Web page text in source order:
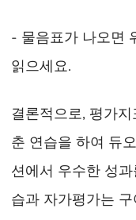
- 물음표가 나오면
읽으세요.
결론적으로, 평가
춘 연습을 하여 듀
션에서 우수한 성
습과 자가평가는